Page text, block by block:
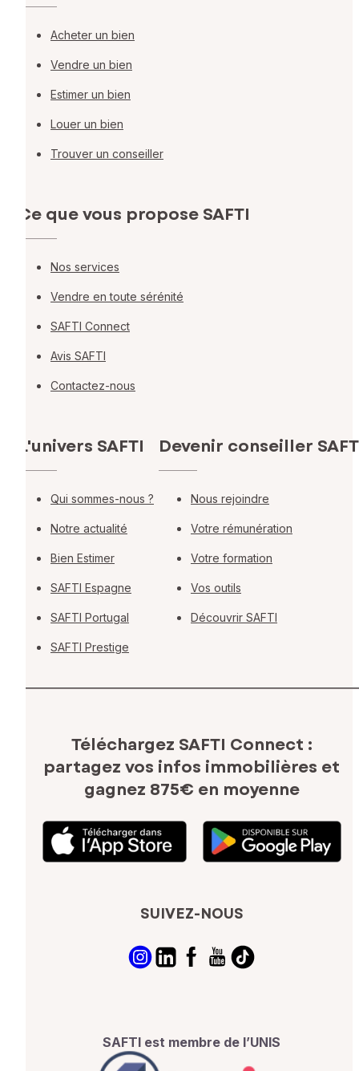
Acheter un bien
Vendre un bien
Estimer un bien
Louer un bien
Trouver un conseiller
Ce que vous propose SAFTI
Nos services
Vendre en toute sérénité
SAFTI Connect
Avis SAFTI
Contactez-nous
L'univers SAFTI
Qui sommes-nous ?
Notre actualité
Bien Estimer
SAFTI Espagne
SAFTI Portugal
SAFTI Prestige
Devenir conseiller
Nous rejoindre
Votre rémunération
Votre formation
Vos outils
Découvrir SAFTI
Téléchargez SAFTI Connect :
partagez vos infos immobilières et
gagnez 875€ en moyenne
SUIVEZ-NOUS
SAFTI est membre de l’UNIS